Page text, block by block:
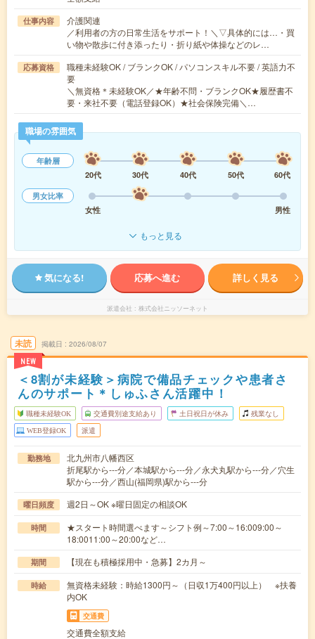
仕事内容
介護関連
／利用者の方の日常生活をサポート！＼▽具体的には…・買
い物や散歩に付き添ったり・折り紙や体操などのレ…
応募資格
職種未経験OK / ブランクOK / パソコンスキル不要 / 英語力不
要
＼無資格＊未経験OK／★年齢不問・ブランクOK★履歴書不
要・来社不要（電話登録OK）★社会保険完備＼…
職場の雰囲気
年齢層
20代
30代 40代 50代
60代
男女比率
女性
男性
もっと見る
気になる! 応募へ進む 詳しく見る
派遣会社 株式会社ニッソーネット
未読
NEW
掲載日 2026/08/07
＜8割が未経験＞病院で備品チェックや患者さ
んのサポート＊しゅふさん活躍中！
職種未経験OK 交通費別途支給あり 土日祝日が休み 残業なし
WEB登録OK 派遣
勤務地
北九州市八幡西区
折尾駅から---分／本城駅から---分／永犬丸駅から---分／穴生
駅から---分／西山(福岡県)駅から---分
曜日頻度 週2日～OK ※曜日固定の相談OK
時間
★スタート時間選べます～シフト例～7:00～16:009:00～
18:0011:00～20:00など…
期間 【現在も積極採用中・急募】2カ月～
時給
無資格未経験：時給1300円～（日収1万400円以上） ※扶養
内OK
交通費
交通費全額支給